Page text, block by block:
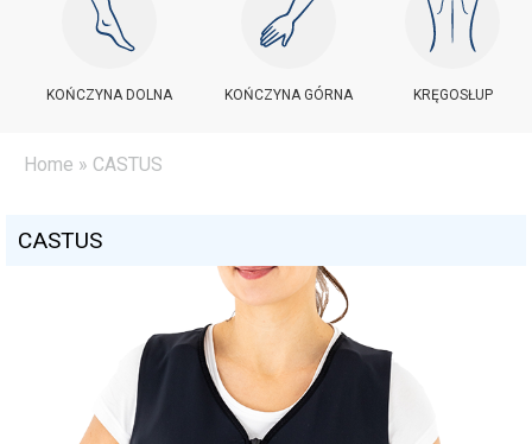
handel@reh4mat.com
KOŃCZYNA DOLNA KOŃCZYNA GÓRNA KRĘGOSŁUP
Home » CASTUS
CASTUS